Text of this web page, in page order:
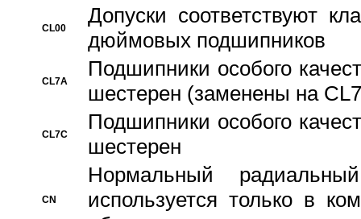
CL00
Допуски соответствуют
дюймовых подшипников
CL7A
Подшипники особого
шестерен (заменены на
CL7C
Подшипники особого
шестерен
CN
Hормальный
используется только в